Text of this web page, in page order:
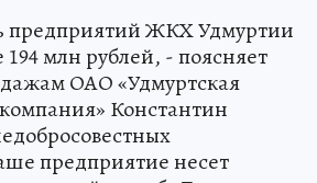
предприятий ЖКХ Удмуртии
194 млн рублей, - поясняет
ОАО «Удмуртская
Константин
предприятие несет